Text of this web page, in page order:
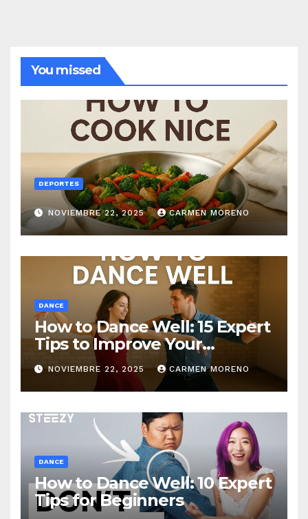
You missed
DEPORTES
NOVIEMBRE 22, 2025 CARMEN MORENO
DANCE
How to Dance Well: 15 Expert
Tips to Improve Your
Dancing Skills Fast
NOVIEMBRE 22, 2025 CARMEN MORENO
DANCE
How to Dance Well: 10 Expert
Tips for Beginners